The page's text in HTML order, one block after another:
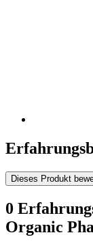
Dieses Produkt
0
Organic